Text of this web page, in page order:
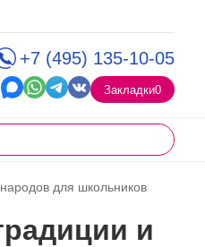
+7 (495) 135-10-05
Закладки0
для школьников
и